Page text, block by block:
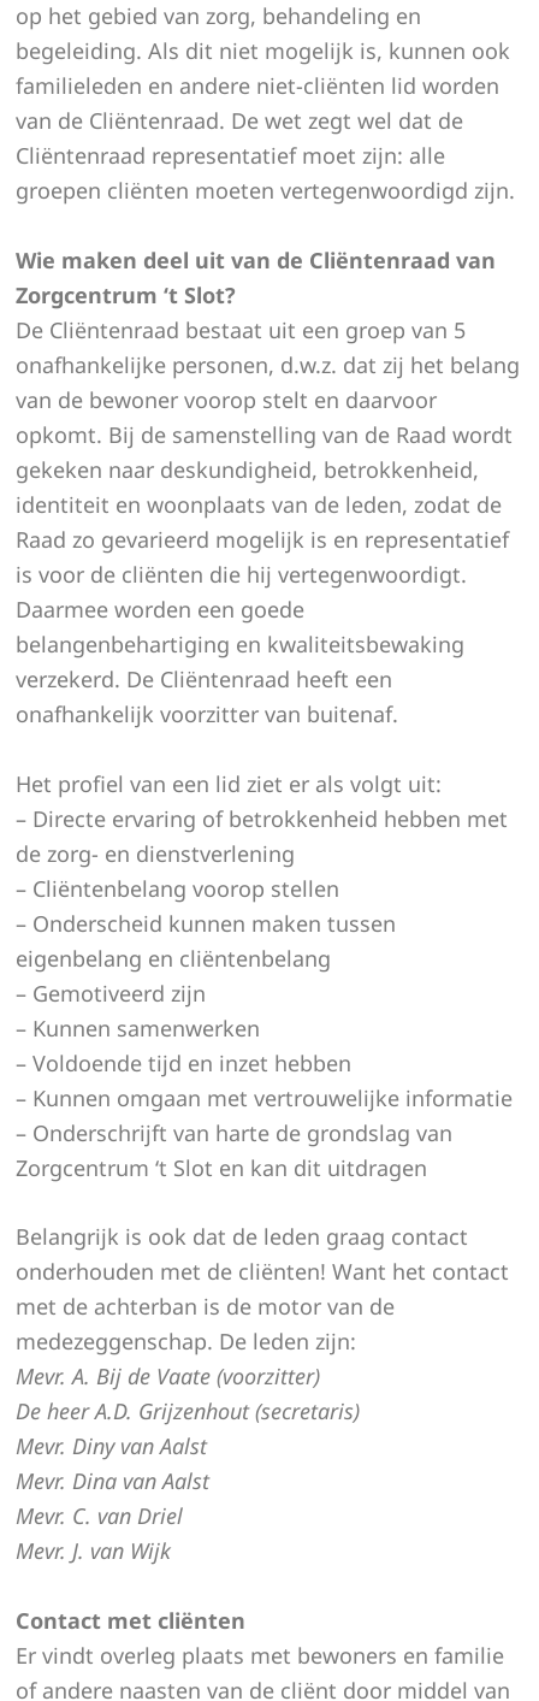
op het gebied van zorg, behandeling en
begeleiding. Als dit niet mogelijk is, kunnen ook
familieleden en andere niet-cliënten lid worden
van de Cliëntenraad. De wet zegt wel dat de
Cliëntenraad representatief moet zijn: alle
groepen cliënten moeten vertegenwoordigd zijn.
Wie maken deel uit van de Cliëntenraad van
Zorgcentrum ‘t Slot?
De Cliëntenraad bestaat uit een groep van 5
onafhankelijke personen, d.w.z. dat zij het belang
van de bewoner voorop stelt en daarvoor
opkomt. Bij de samenstelling van de Raad wordt
gekeken naar deskundigheid, betrokkenheid,
identiteit en woonplaats van de leden, zodat de
Raad zo gevarieerd mogelijk is en representatief
is voor de cliënten die hij vertegenwoordigt.
Daarmee worden een goede
belangenbehartiging en kwaliteitsbewaking
verzekerd. De Cliëntenraad heeft een
onafhankelijk voorzitter van buitenaf.
Het profiel van een lid ziet er als volgt uit:
– Directe ervaring of betrokkenheid hebben met
de zorg- en dienstverlening
– Cliëntenbelang voorop stellen
– Onderscheid kunnen maken tussen
eigenbelang en cliëntenbelang
– Gemotiveerd zijn
– Kunnen samenwerken
– Voldoende tijd en inzet hebben
– Kunnen omgaan met vertrouwelijke informatie
– Onderschrijft van harte de grondslag van
Zorgcentrum ‘t Slot en kan dit uitdragen
Belangrijk is ook dat de leden graag contact
onderhouden met de cliënten! Want het contact
met de achterban is de motor van de
medezeggenschap. De leden zijn:
Mevr. A. Bij de Vaate (voorzitter)
De heer A.D. Grijzenhout (secretaris)
Mevr. Diny van Aalst
Mevr. Dina van Aalst
Mevr. C. van Driel
Mevr. J. van Wijk
Contact met cliënten
Er vindt overleg plaats met bewoners en familie
of andere naasten van de cliënt door middel van